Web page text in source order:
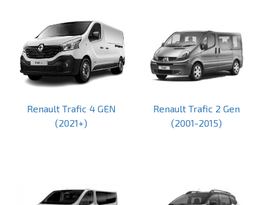
Renault Trafic 4 GEN
(2021+)
Renault Trafic 2 Gen
(2001-2015)